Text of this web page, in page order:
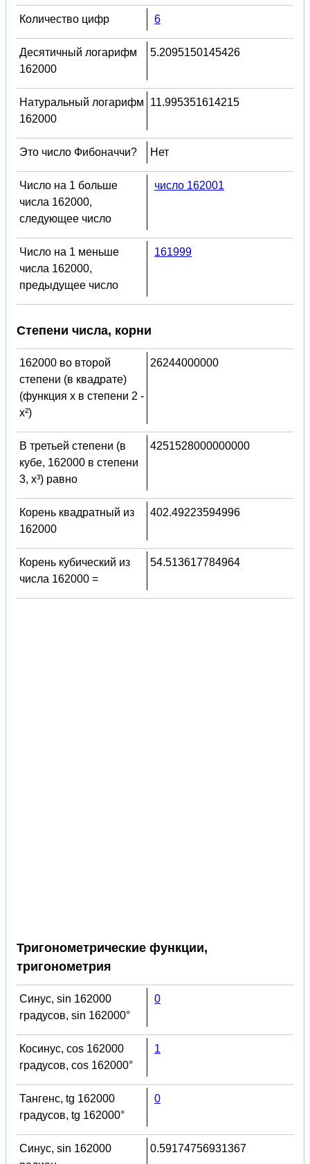
Количество цифр 6
Десятичный логарифм
162000
5.2095150145426
Натуральный логарифм
162000
11.995351614215
Это число Фибоначчи? Нет
Число на 1 больше
числа 162000,
следующее число
число 162001
Число на 1 меньше
числа 162000,
предыдущее число
161999
Степени числа, корни
162000 во второй
степени (в квадрате)
(функция x в степени 2 -
x²)
26244000000
В третьей степени (в
кубе, 162000 в степени
3, x³) равно
4251528000000000
Корень квадратный из
162000
402.49223594996
Корень кубический из
числа 162000 =
54.513617784964
Тригонометрические функции,
тригонометрия
Синус, sin 162000
градусов, sin 162000°
0
Косинус, cos 162000
градусов, cos 162000°
1
Тангенс, tg 162000
градусов, tg 162000°
0
Синус, sin 162000
0.59174756931367